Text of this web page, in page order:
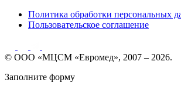
Политика обработки персональных
Пользовательское соглашение
© ООО «МЦСМ «Евромед», 2007 – 2026.
Заполните форму